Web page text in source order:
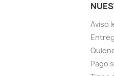
Aviso
Pago